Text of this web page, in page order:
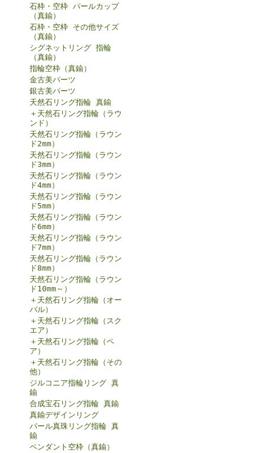
石枠・空枠 パールカップ
（真鍮）
石枠・空枠 その他サイズ
（真鍮）
シグネットリング 指輪
（真鍮）
指輪空枠（真鍮）
金古美パーツ
銀古美パーツ
天然石リング指輪 真鍮
＋天然石リング指輪（ラウ
ンド）
天然石リング指輪（ラウン
ド2mm）
天然石リング指輪（ラウン
ド3mm）
天然石リング指輪（ラウン
ド4mm）
天然石リング指輪（ラウン
ド5mm）
天然石リング指輪（ラウン
ド6mm）
天然石リング指輪（ラウン
ド7mm）
天然石リング指輪（ラウン
ド8mm）
天然石リング指輪（ラウン
ド10mm～）
＋天然石リング指輪（オー
バル）
＋天然石リング指輪（スク
エア）
＋天然石リング指輪（ペ
ア）
＋天然石リング指輪（その
他）
ジルコニア指輪リング 真
鍮
合成宝石リング指輪 真鍮
真鍮デザインリング
パール真珠リング指輪 真
鍮
ペンダント空枠（真鍮）